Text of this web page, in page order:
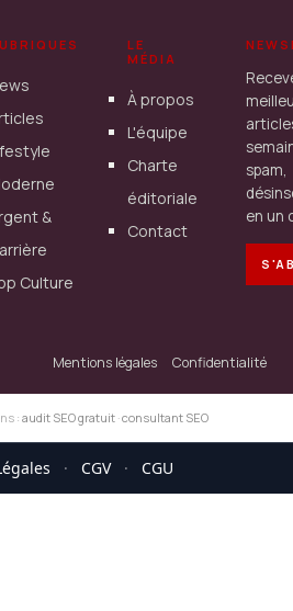
&
Culture
LE
MÉDIA
À propos
L'équipe
Charte
éditoriale
Contact
spam,
en un
Mentions légales Confidentialité
:audit SEO gratuit ·consultant SEO
· CGV · CGU